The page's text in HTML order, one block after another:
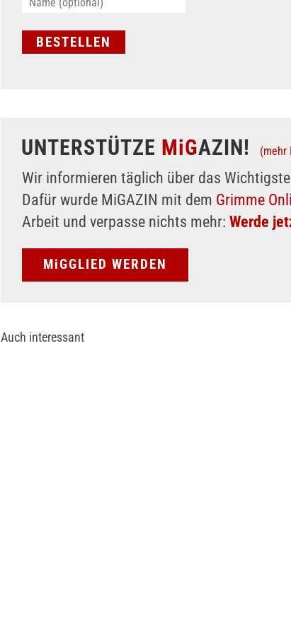
UNTERSTÜTZE MiGAZIN! (mehr
Wir informieren täglich über das
Dafür wurde MiGAZIN mit dem Grimme
Arbeit und verpasse nichts mehr: Werde
MiGGLIED WERDEN
Auch interessant